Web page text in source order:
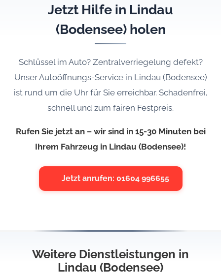
Jetzt Hilfe in Lindau
(Bodensee) holen
Schlüssel im Auto? Zentralverriegelung defekt?
Unser Autoöffnungs-Service in Lindau (Bodensee)
ist rund um die Uhr für Sie erreichbar. Schadenfrei,
schnell und zum fairen Festpreis.
Rufen Sie jetzt an – wir sind in 15-30 Minuten bei
Ihrem Fahrzeug in Lindau (Bodensee)!
Jetzt anrufen: 01604 996655
Weitere Dienstleistungen in
Lindau (Bodensee)